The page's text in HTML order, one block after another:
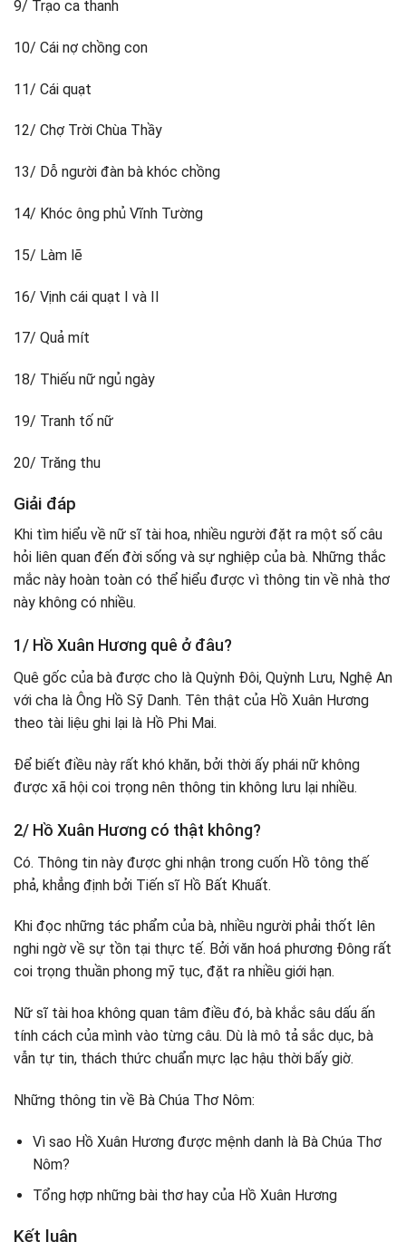
9/ Trạo ca thanh
10/ Cái nợ chồng con
11/ Cái quạt
12/ Chợ Trời Chùa Thầy
13/ Dỗ người đàn bà khóc chồng
14/ Khóc ông phủ Vĩnh Tường
15/ Làm lẽ
16/ Vịnh cái quạt I và II
17/ Quả mít
18/ Thiếu nữ ngủ ngày
19/ Tranh tố nữ
20/ Trăng thu
Giải đáp
Khi tìm hiểu về nữ sĩ tài hoa, nhiều người đặt ra một số câu
hỏi liên quan đến đời sống và sự nghiệp của bà. Những thắc
mắc này hoàn toàn có thể hiểu được vì thông tin về nhà thơ
này không có nhiều.
1/ Hồ Xuân Hương quê ở đâu?
Quê gốc của bà được cho là Quỳnh Đôi, Quỳnh Lưu, Nghệ An
với cha là Ông Hồ Sỹ Danh. Tên thật của Hồ Xuân Hương
theo tài liệu ghi lại là Hồ Phi Mai.
Để biết điều này rất khó khăn, bởi thời ấy phái nữ không
được xã hội coi trọng nên thông tin không lưu lại nhiều.
2/ Hồ Xuân Hương có thật không?
Có. Thông tin này được ghi nhận trong cuốn Hồ tông thế
phả, khẳng định bởi Tiến sĩ Hồ Bất Khuất.
Khi đọc những tác phẩm của bà, nhiều người phải thốt lên
nghi ngờ về sự tồn tại thực tế. Bởi văn hoá phương Đông rất
coi trọng thuần phong mỹ tục, đặt ra nhiều giới hạn.
Nữ sĩ tài hoa không quan tâm điều đó, bà khắc sâu dấu ấn
tính cách của mình vào từng câu. Dù là mô tả sắc dục, bà
vẫn tự tin, thách thức chuẩn mực lạc hậu thời bấy giờ.
Những thông tin về Bà Chúa Thơ Nôm:
Vì sao Hồ Xuân Hương được mệnh danh là Bà Chúa Thơ
Nôm?
Tổng hợp những bài thơ hay của Hồ Xuân Hương
Kết luận